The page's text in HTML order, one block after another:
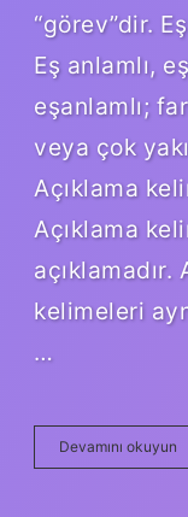
“görev”dir.
Eş anlamlı,
eşanlamlı;
veya çok
Açıklama
Açıklama
açıklamadır.
kelimeleri
…
Devamını okuyun